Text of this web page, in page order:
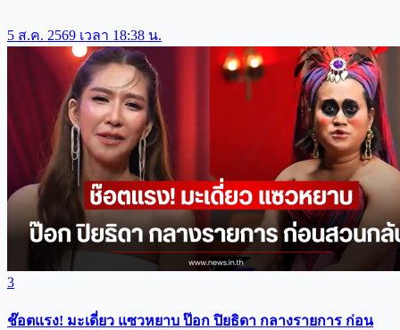
5 ส.ค. 2569 เวลา 18:38 น.
3
ช๊อตแรง! มะเดี่ยว แซวหยาบ ป๊อก ปิยธิดา กลางรายการ ก่อน